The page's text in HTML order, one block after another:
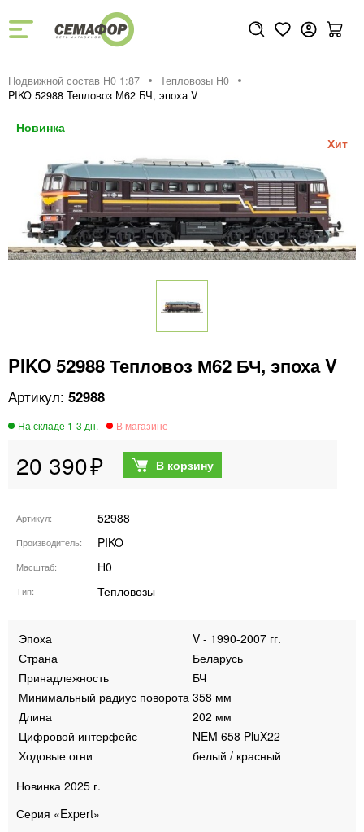
Подвижной состав H0 1:87
Тепловозы H0
PIKO 52988 Тепловоз М62 БЧ, эпоха V
PIKO 52988 Тепловоз М62 БЧ, эпоха V
52988
20 390
Артикул 52988
Производитель PIKO
Масштаб H0
Тип Тепловозы
Эпоха
V - 1990-2007 гг.
Страна
Беларусь
Принадлежность
БЧ
Минимальный радиус поворота 358 мм
Длина
202 мм
Цифровой интерфейс
NEM 658 PluX22
Ходовые огни
белый / красный
Новинка 2025 г.
Серия «Expert»